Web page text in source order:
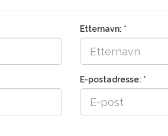
Etternavn: *
E-postadresse: *